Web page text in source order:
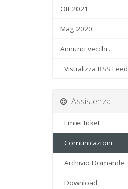
Ott 2021
Mag 2020
Annunci vecchi...
Visualizza RSS Feed
Assistenza
I miei ticket
Comunicazioni
Archivio Domande
Download